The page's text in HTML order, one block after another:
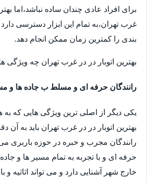
برای افراد عادی چندان ساده نباشد،اما
غرب تهران،به تمام این ابزار دسترسی
بندی را کمترین زمان ممکن انجام دهد.
بهترین اتوبار در در غرب تهران چه ویژگی
رانندگان حرفه ای و مسلط ب جاده ها و
یکی دیگر از اصلی ترین ویژگی هایی که به
بهترین اتوبار در در غرب تهران باید به آن
رانندگان مجرب و خبره در حوزه باربری
حرفه ای و با تجربه به تمام مسیر ها و
خارج شهر آشنایی دارد و می تواند اثاثیه و